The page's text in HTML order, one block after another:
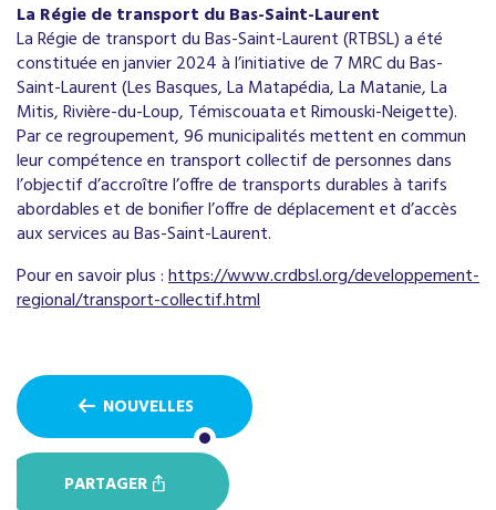
La Régie de transport du Bas-Saint-Laurent
La Régie de transport du Bas-Saint-Laurent (RTBSL) a été
constituée en janvier 2024 à l’initiative de 7 MRC du Bas-
Saint-Laurent (Les Basques, La Matapédia, La Matanie, La
Mitis, Rivière-du-Loup, Témiscouata et Rimouski-Neigette).
Par ce regroupement, 96 municipalités mettent en commun
leur compétence en transport collectif de personnes dans
l’objectif d’accroître l’offre de transports durables à tarifs
abordables et de bonifier l’offre de déplacement et d’accès
aux services au Bas-Saint-Laurent.
Pour en savoir plus :https://www.crdbsl.org/developpement-
regional/transport-collectif.html
NOUVELLES
PARTAGER